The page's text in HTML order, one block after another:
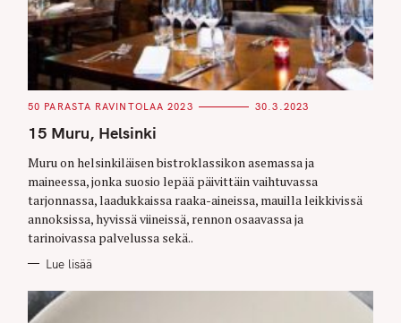
C
T
E
O
R
I
S
50 PARASTA RAVINTOLAA 2023 30.3.2023
15 Muru, Helsinki
Muru on helsinkiläisen bistroklassikon asemassa ja
maineessa, jonka suosio lepää päivittäin vaihtuvassa
tarjonnassa, laadukkaissa raaka-aineissa, mauilla leikkivissä
annoksissa, hyvissä viineissä, rennon osaavassa ja
tarinoivassa palvelussa sekä..
Lue lisää